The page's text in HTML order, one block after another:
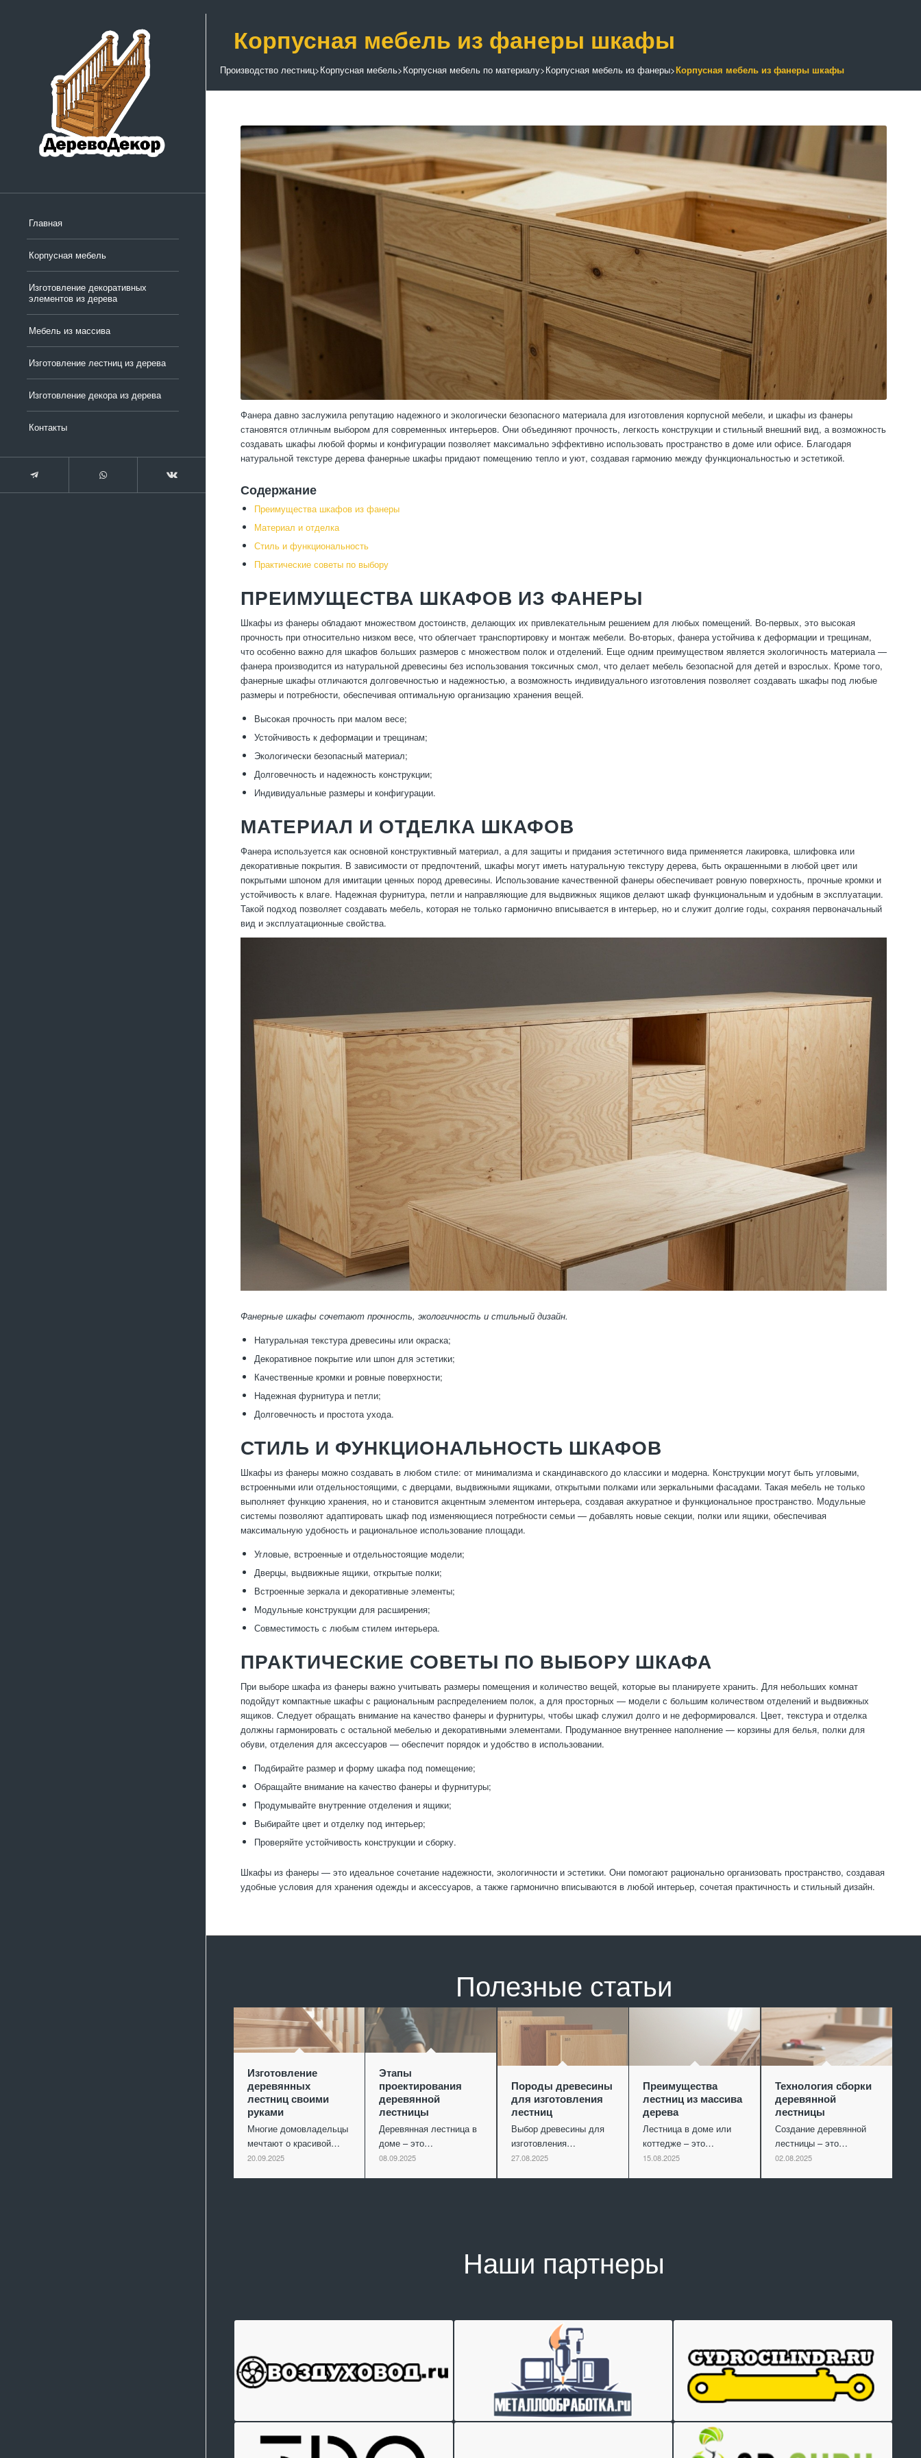
Главная
Корпусная мебель
Изготовление декоративных
элементов из дерева
Мебель из массива
Изготовление лестниц из дерева
Изготовление декора из дерева
Контакты
Корпусная мебель из фанеры шкафы
Производство лестниц>Корпусная мебель>Корпусная мебель по материалу>Корпусная мебель из фанеры>Корпусная мебель из фанеры шкафы
Фанера давно заслужила репутацию надежного и экологически безопасного материала для изготовления корпусной мебели, и шкафы из фанеры
становятся отличным выбором для современных интерьеров. Они объединяют прочность, легкость конструкции и стильный внешний вид, а возможность
создавать шкафы любой формы и конфигурации позволяет максимально эффективно использовать пространство в доме или офисе. Благодаря
натуральной текстуре дерева фанерные шкафы придают помещению тепло и уют, создавая гармонию между функциональностью и эстетикой.
Содержание
Преимущества шкафов из фанеры
Материал и отделка
Стиль и функциональность
Практические советы по выбору
ПРЕИМУЩЕСТВА ШКАФОВ ИЗ ФАНЕРЫ
Шкафы из фанеры обладают множеством достоинств, делающих их привлекательным решением для любых помещений. Во-первых, это высокая
прочность при относительно низком весе, что облегчает транспортировку и монтаж мебели. Во-вторых, фанера устойчива к деформации и трещинам,
что особенно важно для шкафов больших размеров с множеством полок и отделений. Еще одним преимуществом является экологичность материала —
фанера производится из натуральной древесины без использования токсичных смол, что делает мебель безопасной для детей и взрослых. Кроме того,
фанерные шкафы отличаются долговечностью и надежностью, а возможность индивидуального изготовления позволяет создавать шкафы под любые
размеры и потребности, обеспечивая оптимальную организацию хранения вещей.
Высокая прочность при малом весе;
Устойчивость к деформации и трещинам;
Экологически безопасный материал;
Долговечность и надежность конструкции;
Индивидуальные размеры и конфигурации.
МАТЕРИАЛ И ОТДЕЛКА ШКАФОВ
Фанера используется как основной конструктивный материал, а для защиты и придания эстетичного вида применяется лакировка, шлифовка или
декоративные покрытия. В зависимости от предпочтений, шкафы могут иметь натуральную текстуру дерева, быть окрашенными в любой цвет или
покрытыми шпоном для имитации ценных пород древесины. Использование качественной фанеры обеспечивает ровную поверхность, прочные кромки и
устойчивость к влаге. Надежная фурнитура, петли и направляющие для выдвижных ящиков делают шкаф функциональным и удобным в эксплуатации.
Такой подход позволяет создавать мебель, которая не только гармонично вписывается в интерьер, но и служит долгие годы, сохраняя первоначальный
вид и эксплуатационные свойства.
Фанерные шкафы сочетают прочность, экологичность и стильный дизайн.
Натуральная текстура древесины или окраска;
Декоративное покрытие или шпон для эстетики;
Качественные кромки и ровные поверхности;
Надежная фурнитура и петли;
Долговечность и простота ухода.
СТИЛЬ И ФУНКЦИОНАЛЬНОСТЬ ШКАФОВ
Шкафы из фанеры можно создавать в любом стиле: от минимализма и скандинавского до классики и модерна. Конструкции могут быть угловыми,
встроенными или отдельностоящими, с дверцами, выдвижными ящиками, открытыми полками или зеркальными фасадами. Такая мебель не только
выполняет функцию хранения, но и становится акцентным элементом интерьера, создавая аккуратное и функциональное пространство. Модульные
системы позволяют адаптировать шкаф под изменяющиеся потребности семьи — добавлять новые секции, полки или ящики, обеспечивая
максимальную удобность и рациональное использование площади.
Угловые, встроенные и отдельностоящие модели;
Дверцы, выдвижные ящики, открытые полки;
Встроенные зеркала и декоративные элементы;
Модульные конструкции для расширения;
Совместимость с любым стилем интерьера.
ПРАКТИЧЕСКИЕ СОВЕТЫ ПО ВЫБОРУ ШКАФА
При выборе шкафа из фанеры важно учитывать размеры помещения и количество вещей, которые вы планируете хранить. Для небольших комнат
подойдут компактные шкафы с рациональным распределением полок, а для просторных — модели с большим количеством отделений и выдвижных
ящиков. Следует обращать внимание на качество фанеры и фурнитуры, чтобы шкаф служил долго и не деформировался. Цвет, текстура и отделка
должны гармонировать с остальной мебелью и декоративными элементами. Продуманное внутреннее наполнение — корзины для белья, полки для
обуви, отделения для аксессуаров — обеспечит порядок и удобство в использовании.
Подбирайте размер и форму шкафа под помещение;
Обращайте внимание на качество фанеры и фурнитуры;
Продумывайте внутренние отделения и ящики;
Выбирайте цвет и отделку под интерьер;
Проверяйте устойчивость конструкции и сборку.
Шкафы из фанеры — это идеальное сочетание надежности, экологичности и эстетики. Они помогают рационально организовать пространство, создавая
удобные условия для хранения одежды и аксессуаров, а также гармонично вписываются в любой интерьер, сочетая практичность и стильный дизайн.
Полезные статьи
Изготовление
деревянных
лестниц своими
руками
Многие домовладельцы
мечтают о красивой…
20.09.2025
Этапы
проектирования
деревянной
лестницы
Деревянная лестница в
доме – это…
08.09.2025
Породы древесины
для изготовления
лестниц
Выбор древесины для
изготовления…
27.08.2025
Преимущества
лестниц из массива
дерева
Лестница в доме или
коттедже – это…
15.08.2025
Технология сборки
деревянной
лестницы
Создание деревянной
лестницы – это…
02.08.2025
Наши партнеры